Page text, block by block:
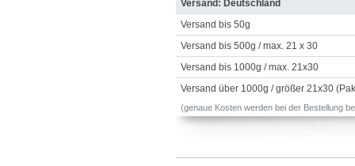
Versand: Deutschland
Versand bis 50g
Versand bis 500g / max. 21 x 30
Versand bis 1000g / max. 21x30
Versand über 1000g / größer 21x30
(genaue Kosten werden bei der Bestellung